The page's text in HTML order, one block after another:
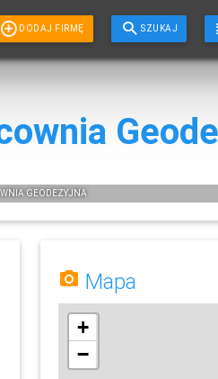
DODAJ FIRMĘ SZUKAJ
GEODEZYJNA
Mapa
+
−